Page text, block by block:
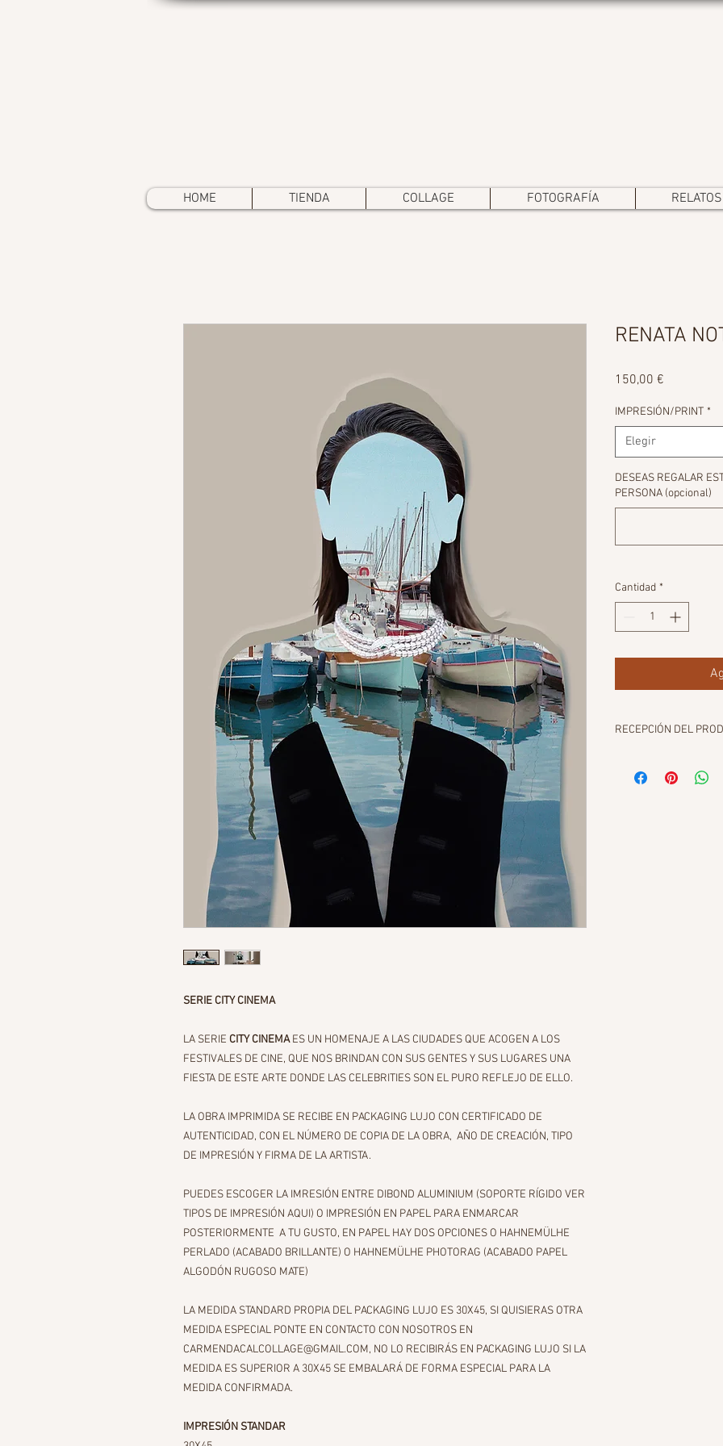
HOME TIENDA COLLAGE FOTOGRAFÍA RELATOS
SERIE CITY CINEMA
LA SERIE CITY CINEMAES UN HOMENAJE A LAS CIUDADES QUE ACOGEN A LOS
FESTIVALES DE CINE, QUE NOS BRINDAN CON SUS GENTES Y SUS LUGARES UNA
FIESTA DE ESTE ARTE DONDE LAS CELEBRITIES SON EL PURO REFLEJO DE ELLO.
LA OBRA IMPRIMIDA SE RECIBE EN PACKAGING LUJO CON CERTIFICADO DE
AUTENTICIDAD, CON EL NÚMERO DE COPIA DE LA OBRA, AÑO DE CREACIÓN, TIPO
DE IMPRESIÓN Y FIRMA DE LA ARTISTA.
PUEDES ESCOGER LA IMRESIÓN ENTRE DIBOND ALUMINIUM (SOPORTE RÍGIDO VER
TIPOS DE IMPRESIÓN AQUI) O IMPRESIÓN EN PAPEL PARA ENMARCAR
POSTERIORMENTE A TU GUSTO, EN PAPEL HAY DOS OPCIONES O HAHNEMÜLHE
PERLADO (ACABADO BRILLANTE) O HAHNEMÜLHE PHOTORAG (ACABADO PAPEL
ALGODÓN RUGOSO MATE)
LA MEDIDA STANDARD PROPIA DEL PACKAGING LUJO ES 30X45, SI QUISIERAS OTRA
MEDIDA ESPECIAL PONTE EN CONTACTO CON NOSOTROS EN
CARMENDACALCOLLAGE@GMAIL.COM, NO LO RECIBIRÁS EN PACKAGING LUJO SI LA
MEDIDA ES SUPERIOR A 30X45 SE EMBALARÁ DE FORMA ESPECIAL PARA LA
MEDIDA CONFIRMADA.
IMPRESIÓN STANDAR
RENATA
150,00 €
IMPRESIÓN/PRINT *
Elegir
DESEAS REGALAR
PERSONA (opcional)
Cantidad *
RECEPCIÓN DEL
abierta hasta